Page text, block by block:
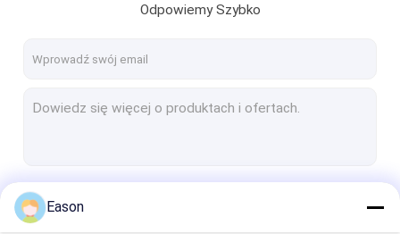
Odpowiemy Szybko
Eason